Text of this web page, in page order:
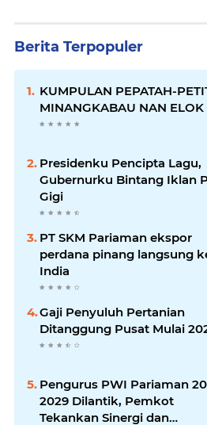
Berita Terpopuler
KUMPULAN PEPATAH-
MINANGKABAU NAN ELOK
Presidenku Pencipta Lagu,
Gubernurku Bintang Iklan
Gigi
PT SKM Pariaman ekspor
perdana pinang langsung
India
Gaji Penyuluh Pertanian
Ditanggung Pusat Mulai
Pengurus PWI Pariaman
2029 Dilantik, Pemkot
Tekankan Sinergi dan